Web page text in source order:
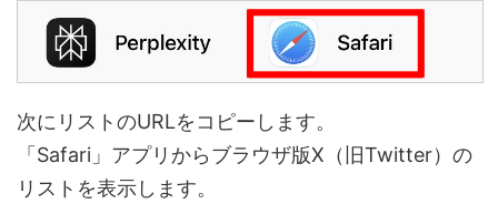
次にリストのURLをコピーします。
「Safari」アプリからブラウザ版X（旧Twitter）の
リストを表示します。